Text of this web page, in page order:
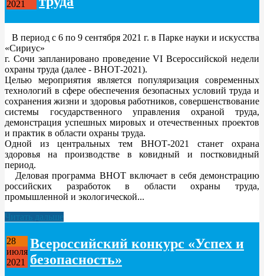
2021
В период с 6 по 9 сентября 2021 г. в Парке науки и искусства
«Сириус»
г. Сочи запланировано проведение VI Всероссийской недели
охраны труда (далее - ВНОТ-2021).
Целью мероприятия является популяризация современных
технологий в сфере обеспечения безопасных условий труда и
сохранения жизни и здоровья работников, совершенствование
системы государственного управления охраной труда,
демонстрация успешных мировых и отечественных проектов
и практик в области охраны труда.
Одной из центральных тем ВНОТ-2021 станет охрана
здоровья на производстве в ковидный и постковидный
период.
Деловая программа ВНОТ включает в себя демонстрацию
российских разработок в области охраны труда,
промышленной и экологической...
Читать дальше
28
июля
2021
Всероссийский конкурс «Успех и
безопасность»